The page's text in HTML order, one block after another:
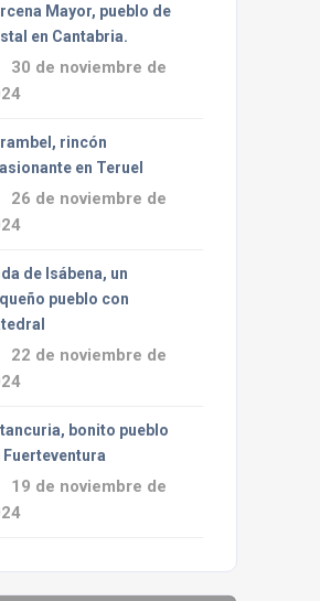
Mayor, pueblo de
en Cantabria.
30 de noviembre de
rincón
en Teruel
26 de noviembre de
de Isábena, un
pueblo con
22 de noviembre de
bonito pueblo
Fuerteventura
19 de noviembre de